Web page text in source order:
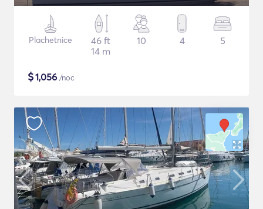
Plachetnice
46 ft
14 m
10 4 5
$1,056 /noc